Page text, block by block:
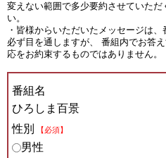
変えない範囲で多少要約させていた
い。
・皆様からいただいたメッセージは
必ず目を通しますが、 番組内でお答
応をお約束するものではありません。
番組名
ひろしま百景
性別
【必須】
男性